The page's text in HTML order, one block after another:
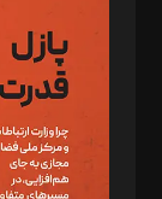
تحریریه‌: مجتبی
مصطفی مسجدی
رستمی،مصطفی
ویرایش: نگار استاد‌‌آقا
طراح یونیفرم: مجید
فیلمبرداری و